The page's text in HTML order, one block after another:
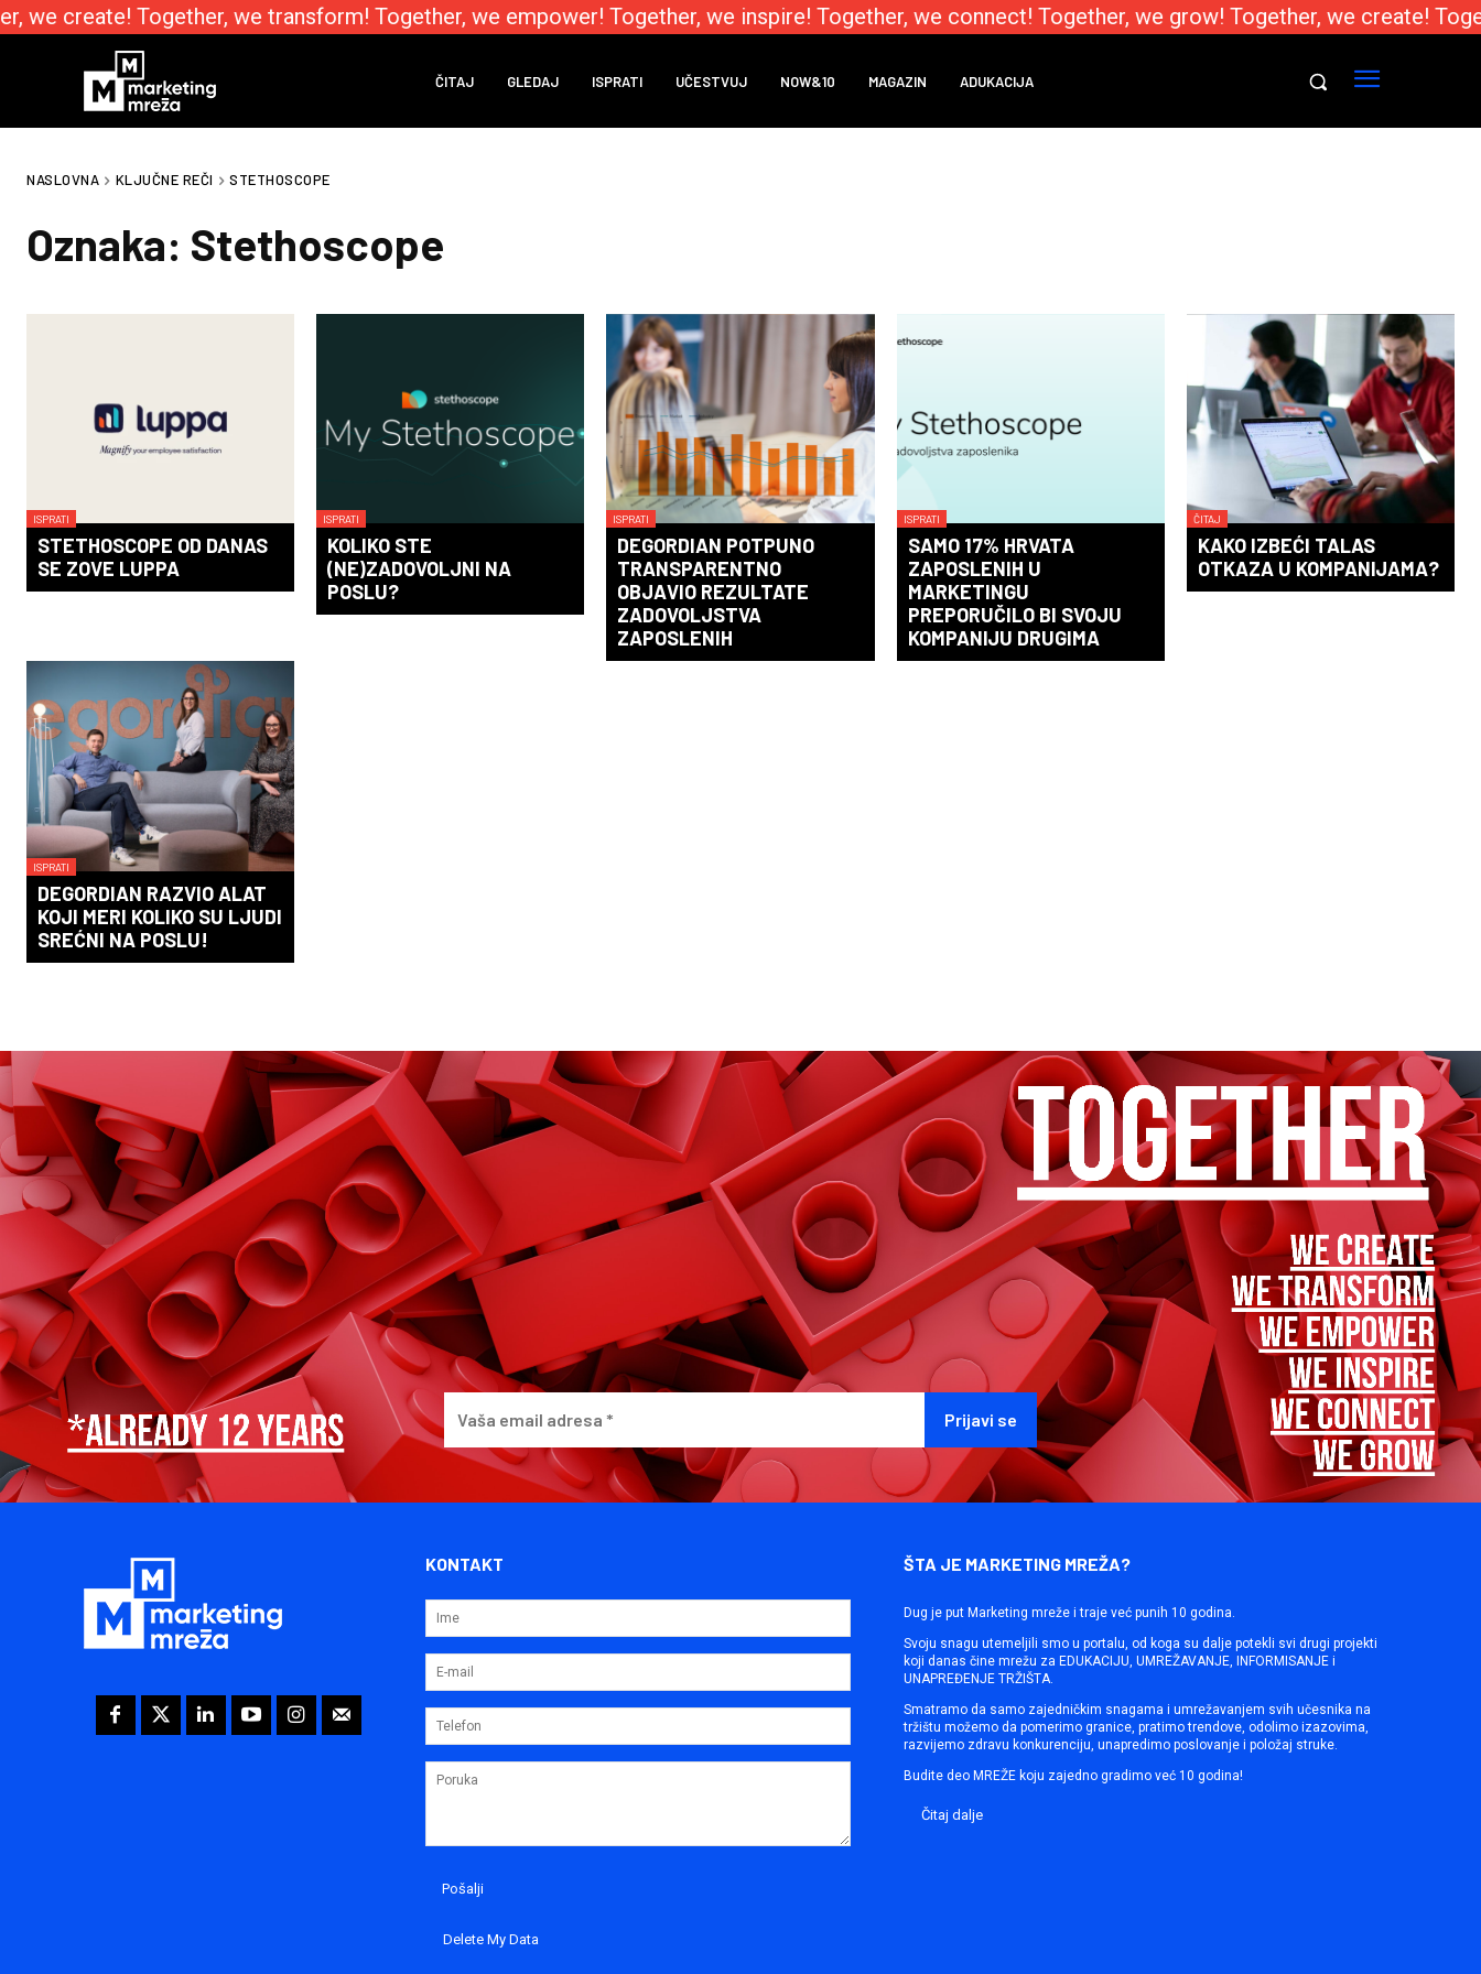
we create! Together, we transform! Together, we empower! Together, we inspire! Together, we connect! Together, we grow! Together, we create!
ČITAJ GLEDAJ ISPRATI UČESTVUJ NOW&10 MAGAZIN ADUKACIJA
NASLOVNA KLJUČNE REČI STETHOSCOPE
Oznaka: Stethoscope
ISPRATI
STETHOSCOPE OD DANAS
SE ZOVE LUPPA
ISPRATI
KOLIKO STE
(NE)ZADOVOLJNI NA
POSLU?
ISPRATI
DEGORDIAN POTPUNO
TRANSPARENTNO
OBJAVIO REZULTATE
ZADOVOLJSTVA
ZAPOSLENIH
ISPRATI
SAMO 17% HRVATA
ZAPOSLENIH U
MARKETINGU
PREPORUČILO BI SVOJU
KOMPANIJU DRUGIMA
ČITAJ
KAKO IZBEĆI TALAS
OTKAZA U KOMPANIJAMA?
ISPRATI
DEGORDIAN RAZVIO ALAT
KOJI MERI KOLIKO SU LJUDI
SREĆNI NA POSLU!
KONTAKT
Delete My Data
ŠTA JE MARKETING MREŽA?
Dug je put Marketing mreže i traje već punih 10 godina.
Svoju snagu utemeljili smo u portalu, od koga su dalje potekli svi drugi projekti
koji danas čine mrežu za EDUKACIJU, UMREŽAVANJE, INFORMISANJE i
UNAPREĐENJE TRŽIŠTA.
Smatramo da samo zajedničkim snagama i umrežavanjem svih učesnika na
tržištu možemo da pomerimo granice, pratimo trendove, odolimo izazovima,
razvijemo zdravu konkurenciju, unapredimo poslovanje i položaj struke.
Budite deo MREŽE koju zajedno gradimo već 10 godina!
Čitaj dalje